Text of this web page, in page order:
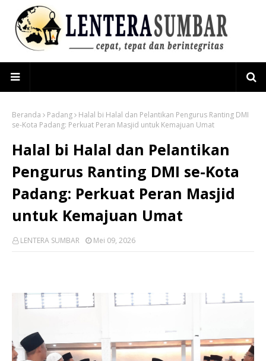
Beranda Padang
Halal bi Halal dan Pelantikan Pengurus Ranting DMI
se-Kota Padang: Perkuat Peran Masjid untuk Kemajuan Umat
Halal bi Halal dan Pelantikan
Pengurus Ranting DMI se-Kota
Padang: Perkuat Peran Masjid
untuk Kemajuan Umat
LENTERA SUMBAR Mei 09, 2026